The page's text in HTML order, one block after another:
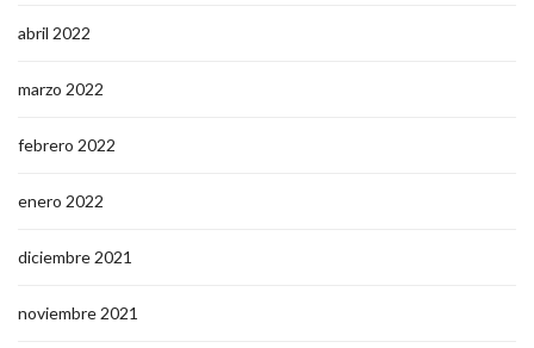
abril 2022
marzo 2022
febrero 2022
enero 2022
diciembre 2021
noviembre 2021